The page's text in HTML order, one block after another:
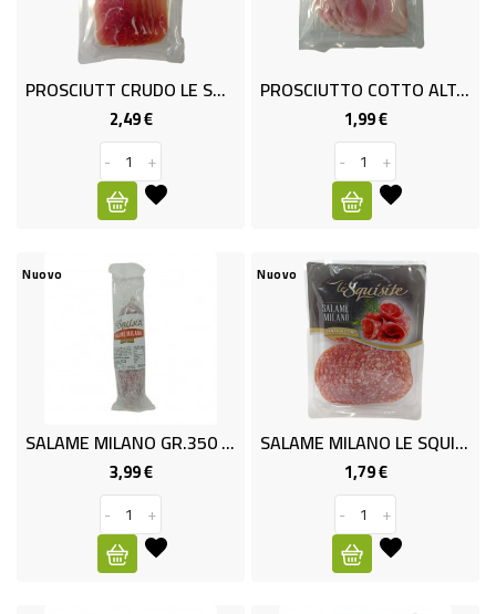
ALTRO
SALUMI
SURGELATI
GELATI
NON
ELETTRODOMESTICI
BIANCHERIA
PROSCIUTT CRUDO LE SQUIS GR100
2,49 €Prezzo
-
+
PROSCIUTTO COTTO ALTA QUALIT´ GR.120 LE SQUISITE
1,99 €Prezzo
-
+
Nuovo
SALAME MILANO GR.350 GLI SQUIS
3,99 €Prezzo
-
+
Nuovo
SALAME MILANO LE SQUIS.GR.120
1,79 €Prezzo
-
+